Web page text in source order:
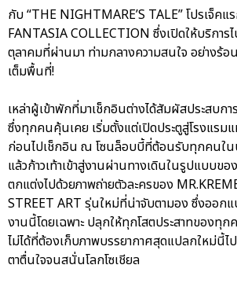
กับ “THE NIGHTMARE’S TALE” โปรเจ็ค
FANTASIA COLLECTION ซึ่งเปิดให้บริการ
ตุลาคมที่ผ่านมา ท่ามกลางความสนใจ อย่าง
เต็มพื้นที่!
เหล่าผู้เข้าพักที่มาเช็กอินต่างได้สัมผัสประสบก
ซึ่งทุกคนคุ้นเคย เริ่มตั้งแต่เปิดประตูสู่โรงแรม
ก่อนไปเช็กอิน ณ โซนล็อบบี้ที่ต้อนรับทุกคนใน
แล้วก้าวเท้าเข้าสู่งานผ่านทางเดินในรูปแบบข
ตกแต่งไปด้วยภาพถ่ายตัวละครของ
STREET ART รุ่นใหม่ที่น่าจับตามอง ซึ่งออก
งานนี้โดยเฉพาะ ปลุกให้ทุกโสตประสาทของทุ
ไม่ได้ที่ต้องเก็บภาพบรรยากาศสุดแปลกใหม่นี้ไ
ตาตื่นใจจนสนั่นโลกโซเชียล